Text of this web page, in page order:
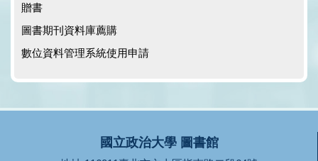
贈書
圖書期刊資料庫薦購
數位資料管理系統使用申請
國立政治大學 圖書館